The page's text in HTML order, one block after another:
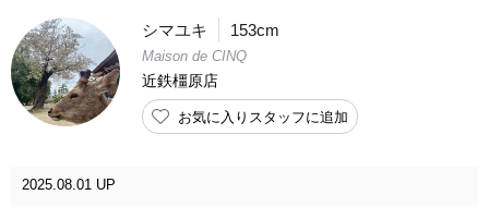
シマユキ 153cm
Maison de CINQ
近鉄橿原店
お気に入りスタッフに追加
2025.08.01 UP